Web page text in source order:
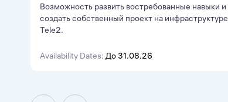
Возможность развить востребованные навыки и
создать собственный проект на инфраструктуре
Tele2.
Availability Dates: До 31.08.26